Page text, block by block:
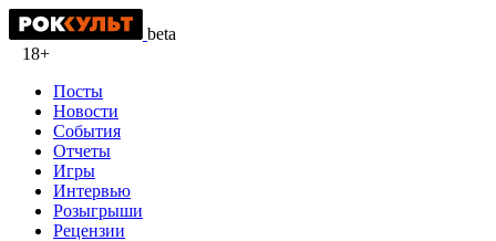
beta
18+
Посты
Новости
События
Отчеты
Игры
Интервью
Розыгрыши
Рецензии